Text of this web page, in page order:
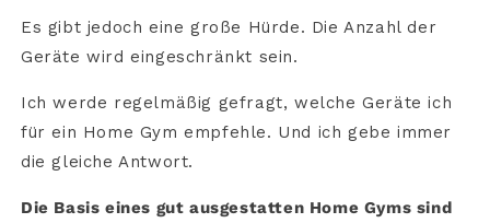
Es gibt jedoch eine große Hürde. Die Anzahl der
Geräte wird eingeschränkt sein.
Ich werde regelmäßig gefragt, welche Geräte ich
für ein Home Gym empfehle. Und ich gebe immer
die gleiche Antwort.
Die Basis eines gut ausgestatten Home Gyms sind